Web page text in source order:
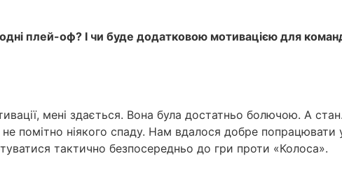
плей-оф? І чи буде додатковою мотивацією для
мені здається. Вона була достатньо болючою. А
не помітно ніякого спаду. Нам вдалося добре попрацювати
тактично безпосередньо до гри проти «Колоса».